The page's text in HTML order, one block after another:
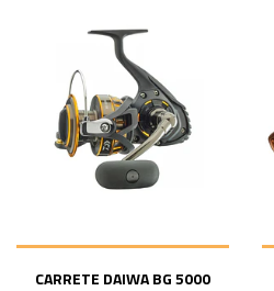
CARRETE DAIWA BG 5000